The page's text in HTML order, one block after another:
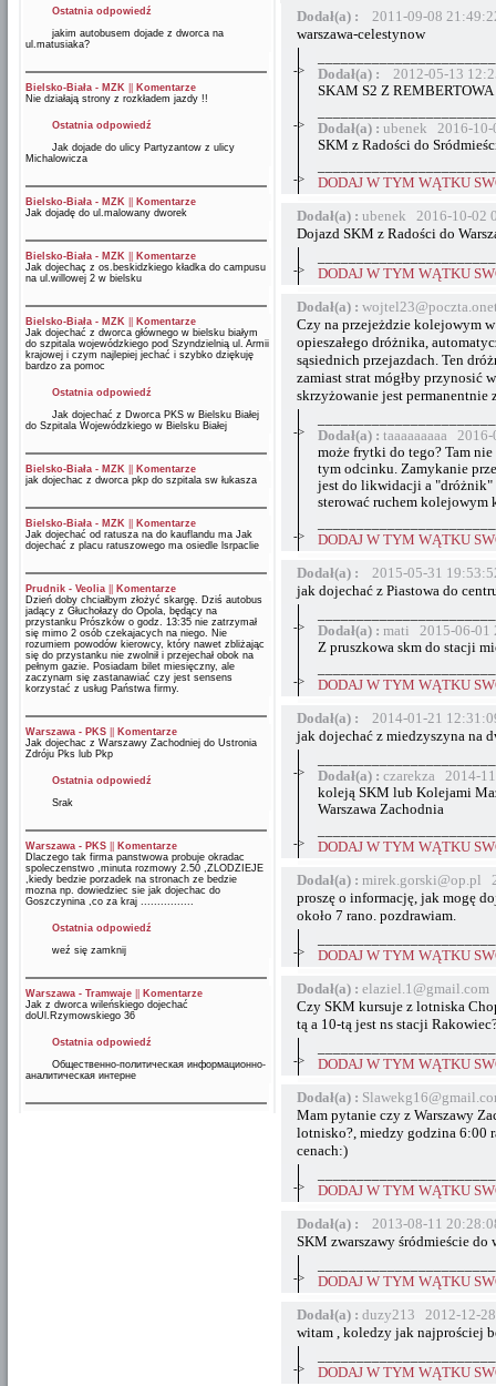
Ostatnia odpowiedź
jakim autobusem dojade z dworca na
ul.matusiaka?
Bielsko-Biała - MZK
Komentarze
Nie działają strony z rozkładem jazdy !!
Ostatnia odpowiedź
Jak dojade do ulicy Partyzantow z ulicy
Michalowicza
Bielsko-Biała - MZK
Komentarze
Jak dojadę do ul.malowany dworek
Bielsko-Biała - MZK
Komentarze
Jak dojechaç z os.beskidzkiego kładka do campusu
na ul.willowej 2 w bielsku
Bielsko-Biała - MZK
Komentarze
Jak dojechać z dworca głównego w bielsku białym
do szpitala wojewódzkiego pod Szyndzielnią ul. Armii
krajowej i czym najlepiej jechać i szybko dziękuję
bardzo za pomoc
Ostatnia odpowiedź
Jak dojechać z Dworca PKS w Bielsku Białej
do Szpitala Wojewódzkiego w Bielsku Białej
Bielsko-Biała - MZK
Komentarze
jak dojechac z dworca pkp do szpitala sw łukasza
Bielsko-Biała - MZK
Komentarze
Jak dojechać od ratusza na do kauflandu ma Jak
dojechać z placu ratuszowego ma osiedle lsrpaclie
Prudnik - Veolia
Komentarze
Dzień doby chciałbym złożyć skargę. Dziś autobus
jadący z Głuchołazy do Opola, będący na
przystanku Prószków o godz. 13:35 nie zatrzymał
się mimo 2 osób czekajacych na niego. Nie
rozumiem powodów kierowcy, który nawet zbliżając
się do przystanku nie zwolnił i przejechał obok na
pełnym gazie. Posiadam bilet miesięczny, ale
zaczynam się zastanawiać czy jest sensens
korzystać z usług Państwa firmy.
Warszawa - PKS
Komentarze
Jak dojechac z Warszawy Zachodniej do Ustronia
Zdróju Pks lub Pkp
Ostatnia odpowiedź
Srak
Warszawa - PKS
Komentarze
Dlaczego tak firma panstwowa probuje okradac
spoleczenstwo ,minuta rozmowy 2.50 ,ZLODZIEJE
,kiedy bedzie porzadek na stronach ze bedzie
mozna np. dowiedziec sie jak dojechac do
Goszczynina ,co za kraj ................
Ostatnia odpowiedź
weź się zamknij
Warszawa - Tramwaje
Komentarze
Jak z dworca wileńskiego dojechać
doUl.Rzymowskiego 36
Ostatnia odpowiedź
Общественно-политическая информационно-
аналитическая интерне
Dodał(a) :
2011-09-08
warszawa-celestynow
->
Dodał(a) :
2012-05-13
SKAM S2 Z
->
Dodał(a) : ubenek 2016-10-
SKM z Radości do
->
DODAJ W TYM WĄTKU
Dodał(a) : ubenek 2016-10-02
Dojazd SKM z Radości do
->
DODAJ W TYM WĄTKU
Dodał(a) :
Czy na przejeżdzie kolejowym
opieszałego dróżnika,
sąsiednich przejazdach. Ten
zamiast strat mógłby przynosić
skrzyżowanie jest permanentnie
->
Dodał(a) : taaaaaaaaa
może frytki do tego? Tam
tym odcinku. Zamykanie
jest do likwidacji a "dróżnik"
sterować ruchem kolejowym
->
DODAJ W TYM WĄTKU
Dodał(a) :
2015-05-31
jak dojechać z Piastowa do
->
Dodał(a) : mati 2015-06-01
Z pruszkowa skm do stacji
->
DODAJ W TYM WĄTKU
Dodał(a) :
2014-01-21
jak dojechać z miedzyszyna na
->
Dodał(a) : czarekza 2014-
koleją SKM lub Kolejami
Warszawa Zachodnia
->
DODAJ W TYM WĄTKU
Dodał(a) : mirek.gorski@op.pl
proszę o informację, jak mogę
około 7 rano. pozdrawiam.
->
DODAJ W TYM WĄTKU
Dodał(a) :
Czy SKM kursuje z lotniska
tą a 10-tą jest ns stacji
->
DODAJ W TYM WĄTKU
Dodał(a) :
Mam pytanie czy z Warszawy
lotnisko?, miedzy godzina 6:00
cenach:)
->
DODAJ W TYM WĄTKU
Dodał(a) :
2013-08-11
SKM zwarszawy śródmieście do
->
DODAJ W TYM WĄTKU
Dodał(a) : duzy213 2012-12-
witam , koledzy jak najprościej
->
DODAJ W TYM WĄTKU